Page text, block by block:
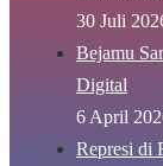
30 Juli
Bejamu
Digital
6 April
Represi di